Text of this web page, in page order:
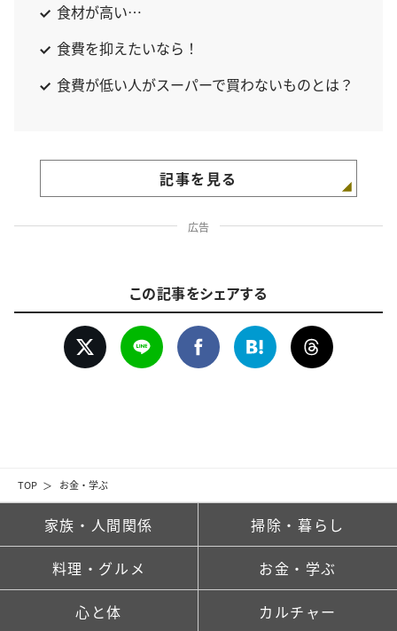
TOP お金・学ぶ
食材が高い…
食費を抑えたいなら！
食費が低い人がスーパーで買わないものとは？
記事を見る
広告
この記事をシェアする
家族・人間関係 掃除・暮らし
料理・グルメ お金・学ぶ
心と体 カルチャー